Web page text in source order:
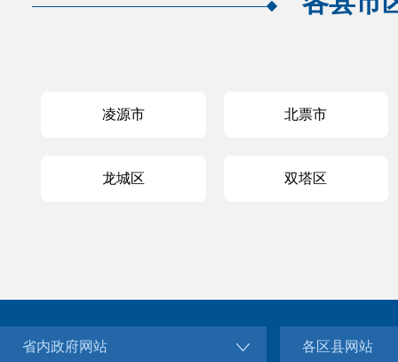
凌源市 北票市
龙城区 双塔区
省内政府网站 各区县网站